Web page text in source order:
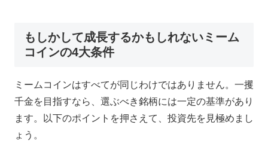
もしかして成長するかもしれないミーム
コインの4大条件
ミームコインはすべてが同じわけではありません。一攫
千金を目指すなら、選ぶべき銘柄には一定の基準があり
ます。以下のポイントを押さえて、投資先を見極めまし
ょう。